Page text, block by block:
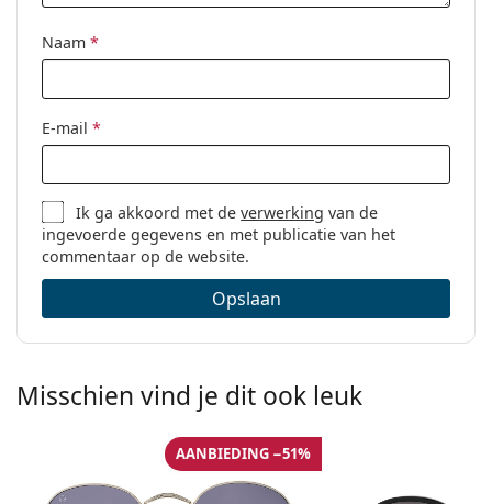
Naam *
E-mail *
Ik ga akkoord met deverwerking van de
ingevoerde gegevens en met publicatie van het
commentaar op de website.
Opslaan
Misschien vind je dit ook leuk
AANBIEDING −51%